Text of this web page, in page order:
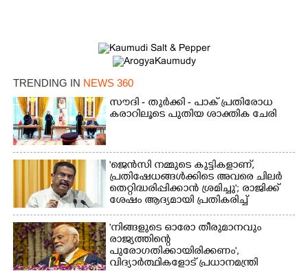
TRENDING IN NEWS 360
സൗദി - തുർക്കി - പാക് പ്രതിരോധ
കരാറിലൂടെ പുതിയ ശാക്തിക ചേരി
'ജെൻസി നമ്മുടെ കുട്ടികളാണ്,
പ്രതിഷേധങ്ങൾക്കിടെ അവരെ ചിലർ
തെറ്റിദ്ധരിപ്പിക്കാൻ ശ്രമിച്ചു'; രാജിക്ക്
ശേഷം ആദ്യമായി പ്രതികരിച്ച്
ധർമ്മേന്ദ്ര പ്രധാൻ
'നിങ്ങളുടെ ഓരോ തീരുമാനവും
രാജ്യത്തിന്റെ
പുരോഗതിക്കായിരിക്കണം',​
വിദ്യാർത്ഥികളോട് പ്രധാനമന്ത്രി